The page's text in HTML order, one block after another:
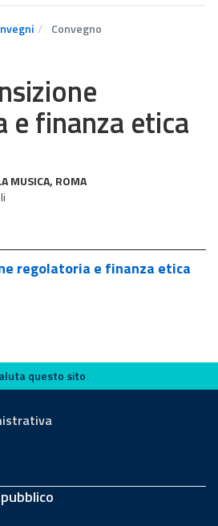
Convegno
finanza etica
MUSICA, ROMA
regolatoria e finanza etica
questo sito